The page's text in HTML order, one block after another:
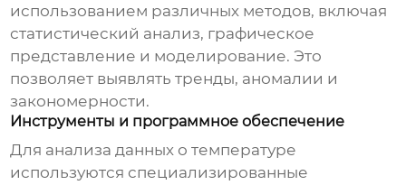
использованием различных методов, включая
статистический анализ, графическое
представление и моделирование. Это
позволяет выявлять тренды, аномалии и
закономерности.
Инструменты и программное обеспечение
Для анализа данных отемпературе
используются специализированные